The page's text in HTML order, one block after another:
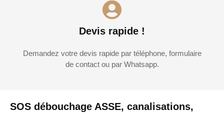
SOS débouchage ASSE, canalisations,
Devis rapide !
Demandez votre devis rapide par téléphone, formulaire
de contact ou par Whatsapp.